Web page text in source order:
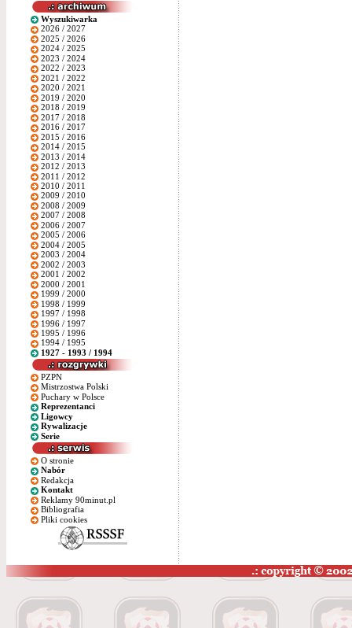
Wyszukiwarka
2026 / 2027
2025 / 2026
2024 / 2025
2023 / 2024
2022 / 2023
2021 / 2022
2020 / 2021
2019 / 2020
2018 / 2019
2017 / 2018
2016 / 2017
2015 / 2016
2014 / 2015
2013 / 2014
2012 / 2013
2011 / 2012
2010 / 2011
2009 / 2010
2008 / 2009
2007 / 2008
2006 / 2007
2005 / 2006
2004 / 2005
2003 / 2004
2002 / 2003
2001 / 2002
2000 / 2001
1999 / 2000
1998 / 1999
1997 / 1998
1996 / 1997
1995 / 1996
1994 / 1995
1927 - 1993 / 1994
PZPN
Mistrzostwa Polski
Puchary w Polsce
Reprezentanci
Ligowcy
Rywalizacje
Serie
O stronie
Nabór
Redakcja
Kontakt
Reklamy 90minut.pl
Bibliografia
Pliki cookies